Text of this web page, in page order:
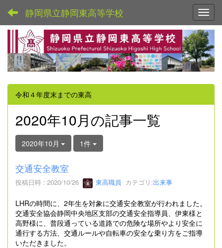
静岡県立静岡東高等学校
令和４年度末までの東高
2020年10月の記事一覧
2020年10月 1件
交通安全教室
投稿日時 : 2020/10/26 東高職員 カテゴリ:出来事
LHRの時間に、2年生を対象に交通安全教室が行われました。
交通安全協会静岡中央地区支部の交通安全指導員、伊東様と
高野様に、普段通っている道路での危険な場所やより安全に
通行する方法、交通ルールや自転車の安全な乗り方をご指導
いただきました。